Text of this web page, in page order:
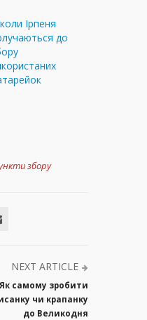
Ірпеня
до
збору
NEXT ARTICLE
Як самому зробити
чи крапанку
до Великодня